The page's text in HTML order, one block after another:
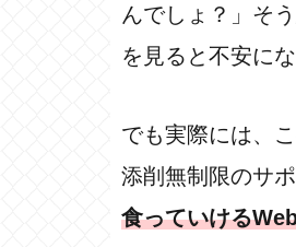
んでしょ？」そ
を見ると不安に
でも実際には、
添削無制限のサ
食っていける